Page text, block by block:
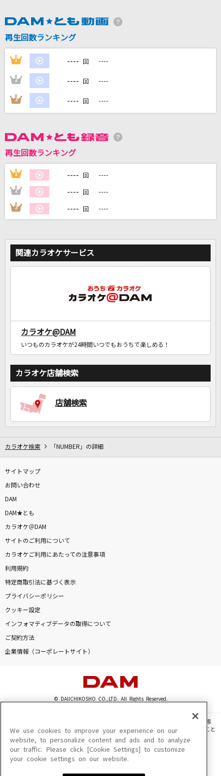
Chevon
カラオケ最新情報をチェック！
DAMに会員登録・ログインして
カラオケをもっと楽しもう！
家族や友達と一緒に！練習にも！
再生回数ランキング
1 ---- 回 ----
2 ---- 回 ----
3 ---- 回 ----
再生回数ランキング
1 ---- 回 ----
2 ---- 回 ----
3 ---- 回 ----
関連カラオケサービス
カラオケ@DAM
いつものカラオケが24時間いつでもおうちで楽しめる！
カラオケ店舗検索
店舗検索
カラオケ検索 「NUMBER」の詳細
サイトマップ
お問い合わせ
DAM
DAM★とも
カラオケ＠DAM
サイトのご利用について
カラオケご利用にあたっての注意事項
利用規約
特定商取引法に基づく表示
プライバシーポリシー
クッキー設定
インフォマティブデータの取得について
ご契約方法
企業情報（コーポレートサイト）
© DAIICHIKOSHO CO.,LTD. All Rights Reserved.
このサイトに掲載されている一切の文章・画像・写真・動画・音声等を、手段や形態
を問わず、著作権法の定める範囲を超えて無断で複製、転載、ファイル化などすること
を禁じます。
楽曲及びコンテンツは、機種によりご利用いただけない場合があります。
楽曲及びコンテンツの配信日、配信内容が変更になる場合があります。
We use cookies to improve your experience on our
website, to personalize content and ads and to analyze
our traffic. Please click [Cookie Settings] to customize
your cookie settings on our website.